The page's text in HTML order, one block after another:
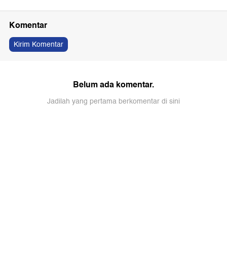
Komentar
Kirim Komentar
Belum ada komentar.
Jadilah yang pertama berkomentar di sini